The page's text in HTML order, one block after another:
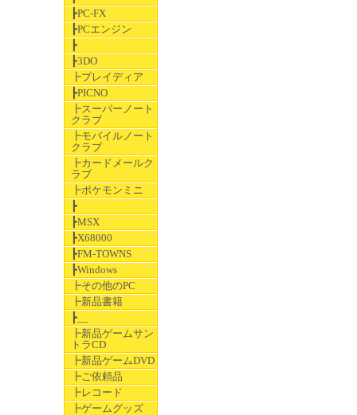
┣PC-FX
┣PCエンジン
┣
┣3DO
┣プレイディア
┣PICNO
┣スーパーノート
クラブ
┣モバイルノート
クラブ
┣カードメールク
ラブ
┣ポケモンミニ
┣
┣MSX
┣X68000
┣FM-TOWNS
┣Windows
┣その他のPC
┣新品書籍
┣__
┣新品ゲームサン
トラCD
┣新品ゲームDVD
┣ご依頼品
┣レコード
┣ゲームグッズ